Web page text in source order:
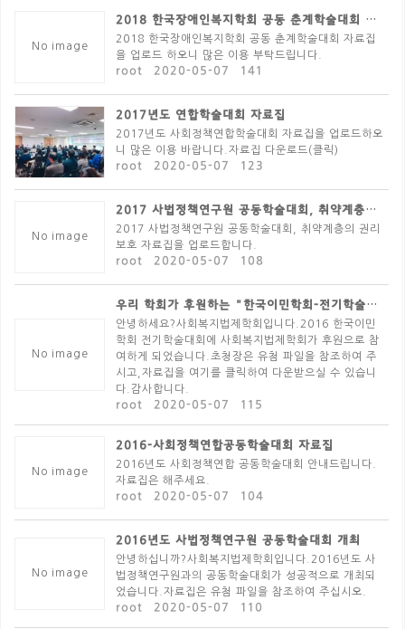
No image
2018 한국장애인복지학회 공동 춘계학술대회 자료집
2018 한국장애인복지학회 공동 춘계학술대회 자료집
을 업로드 하오니 많은 이용 부탁드립니다.
root 2020-05-07 141
2017년도 연합학술대회 자료집
2017년도 사회정책연합학술대회 자료집을 업로드하오
니 많은 이용 바랍니다.자료집 다운로드(클릭)
root 2020-05-07 123
No image
2017 사법정책연구원 공동학술대회, 취약계층의 권리보..
2017 사법정책연구원 공동학술대회, 취약계층의 권리
보호 자료집을 업로드합니다.
root 2020-05-07 108
No image
우리 학회가 후원하는 "한국이민학회-전기학술대회"에 초..
안녕하세요?사회복지법제학회입니다.2016 한국이민
학회 전기학술대회에 사회복지법제학회가 후원으로 참
여하게 되었습니다.초청장은 유첨 파일을 참조하여 주
시고,자료집을 여기를 클릭하여 다운받으실 수 있습니
다.감사합니다.
root 2020-05-07 115
No image
2016-사회정책연합공동학술대회 자료집
2016년도 사회정책연합 공동학술대회 안내드립니다.
자료집은 해주세요.
root 2020-05-07 104
No image
2016년도 사법정책연구원 공동학술대회 개최
안녕하십니까?사회복지법제학회입니다.2016년도 사
법정책연구원과의 공동학술대회가 성공적으로 개최되
었습니다.자료집은 유첨 파일을 참조하여 주십시오.
root 2020-05-07 110